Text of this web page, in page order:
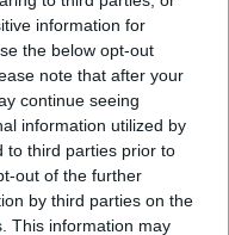
information for
the below opt-out
note that after your
continue seeing
information utilized by
to third parties prior to
out of the further
by third parties on the
This information may
di Zara,
e altri